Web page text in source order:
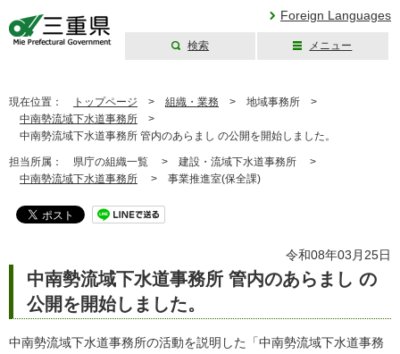
Foreign Languages
検索 メニュー
現在位置： トップページ > 組織・業務 > 地域事務所 >
中南勢流域下水道事務所 >
中南勢流域下水道事務所 管内のあらまし の公開を開始しました。
担当所属： 県庁の組織一覧 > 建設・流域下水道事務所 >
中南勢流域下水道事務所 > 事業推進室(保全課)
令和08年03月25日
中南勢流域下水道事務所 管内のあらまし の
公開を開始しました。
中南勢流域下水道事務所の活動を説明した「中南勢流域下水道事務